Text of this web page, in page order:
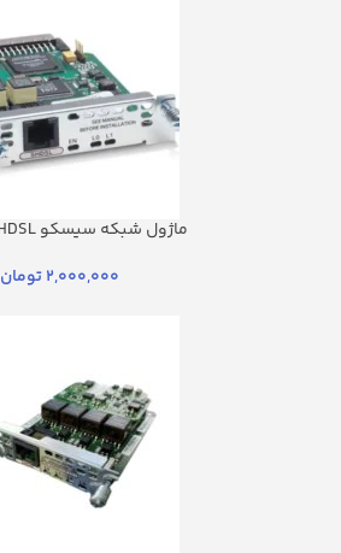
ماژول شبکه سیسکو HWIC-2SHDSL
2,000,000 تومان